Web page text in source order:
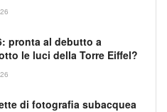
pronta al debutto a
le luci della Torre Eiffel?
di fotografia subacquea